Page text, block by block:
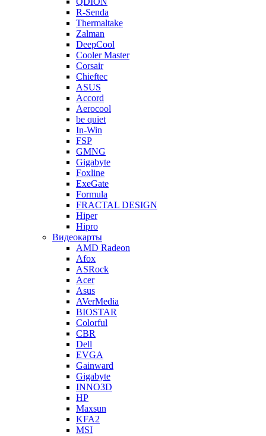
R-Senda
Thermaltake
Zalman
DeepCool
Cooler Master
Corsair
Chieftec
ASUS
Accord
Aerocool
be quiet
In-Win
FSP
GMNG
Gigabyte
Foxline
ExeGate
Formula
FRACTAL DESIGN
Hiper
Hipro
Видеокарты
AMD Radeon
Afox
ASRock
Acer
Asus
AVerMedia
BIOSTAR
Colorful
CBR
Dell
EVGA
Gainward
Gigabyte
INNO3D
HP
Maxsun
KFA2
MSI